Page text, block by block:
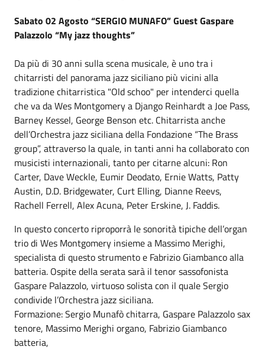
Sabato 02 Agosto “SERGIO MUNAFO” Guest Gaspare
Palazzolo “My jazz thoughts”
Da più di 30 anni sulla scena musicale, è uno tra i
chitarristi del panorama jazz siciliano più vicini alla
tradizione chitarristica "Old schoo" per intenderci quella
che va da Wes Montgomery a Django Reinhardt a Joe Pass,
Barney Kessel, George Benson etc. Chitarrista anche
dell’Orchestra jazz siciliana della Fondazione “The Brass
group”, attraverso la quale, in tanti anni ha collaborato con
musicisti internazionali, tanto per citarne alcuni: Ron
Carter, Dave Weckle, Eumir Deodato, Ernie Watts, Patty
Austin, D.D. Bridgewater, Curt Elling, Dianne Reevs,
Rachell Ferrell, Alex Acuna, Peter Erskine, J. Faddis.
In questo concerto riproporrà le sonorità tipiche dell’organ
trio di Wes Montgomery insieme a Massimo Merighi,
specialista di questo strumento e Fabrizio Giambanco alla
batteria. Ospite della serata sarà il tenor sassofonista
Gaspare Palazzolo, virtuoso solista con il quale Sergio
condivide l’Orchestra jazz siciliana.
Formazione: Sergio Munafò chitarra, Gaspare Palazzolo sax
tenore, Massimo Merighi organo, Fabrizio Giambanco
batteria,